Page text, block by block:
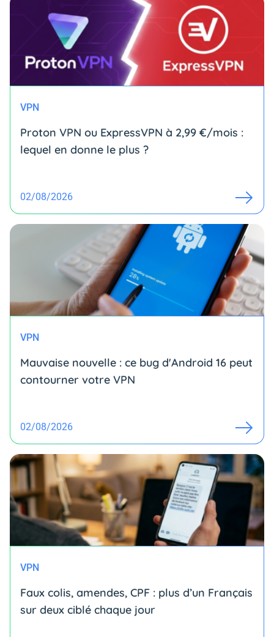
VPN
Proton VPN ou ExpressVPN à 2,99 €/mois :
lequel en donne le plus ?
02/08/2026
VPN
Mauvaise nouvelle : ce bug d'Android 16 peut
contourner votre VPN
02/08/2026
VPN
Faux colis, amendes, CPF : plus d’un Français
sur deux ciblé chaque jour